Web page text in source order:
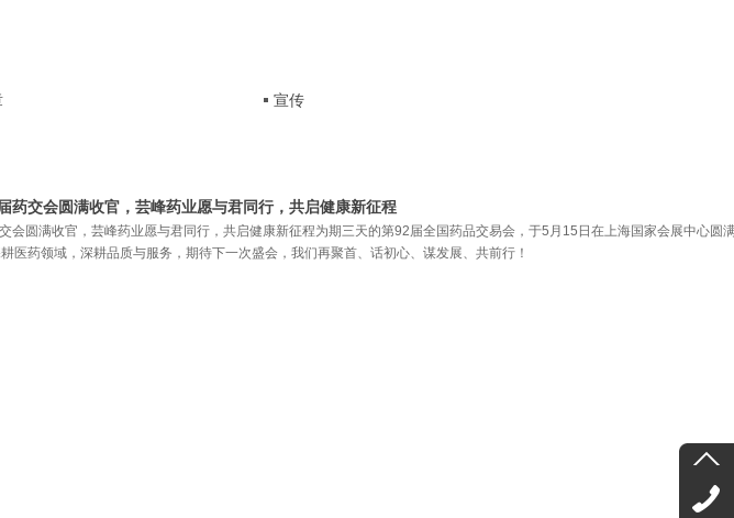
宣传
药交会圆满收官，芸峰药业愿与君同行，共启健康新征程
会圆满收官，芸峰药业愿与君同行，共启健康新征程为期三天的第92届全国药品交易会，于5月15日在上海国家会展中心圆
医药领域，深耕品质与服务，期待下一次盛会，我们再聚首、话初心、谋发展、共前行！